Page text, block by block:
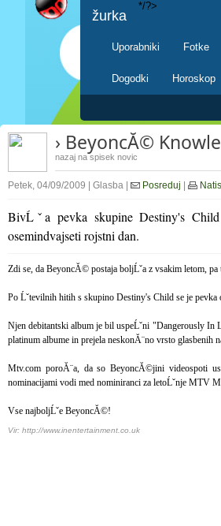
žurka
Uporabniki Fotke
Dogodki Horoskop
*/?>
› BeyoncĂ©
nazaj na spisek novic
Petek, 04/09/2009 | Glasba | Posreduj |
BivĹˇa pevka skupine Destiny's Child
osemindvajseti rojstni dan.
Zdi se, da BeyoncĂ© postaja boljĹˇa z vsakim letom, pa
Po Ĺˇtevilnih hitih s skupino Destiny's Child se je pevka
Njen debitantski album je bil uspeĹˇni "Dangerously
platinum albume in prejela neskonĂ¨no vrsto glasbenih
Mtv.com poroĂ¨a, da so BeyoncĂ©jini videospoti
nominacijami vodi med nominiranci za letoĹˇnje MTV
Vse najboljĹˇe BeyoncĂ©!
Vir: http://www.inentertainment.co.uk